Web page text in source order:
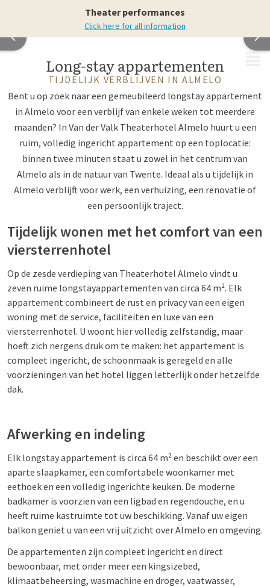
Theater performances
Click here for all information
Long-stay appartementen
TIJDELIJK VERBLIJVEN IN ALMELO
Bent u op zoek naar een gemeubileerd longstay appartement
in Almelo voor een verblijf van enkele weken tot meerdere
maanden? In Van der Valk Theaterhotel Almelo huurt u een
ruim, volledig ingericht appartement op een toplocatie:
binnen twee minuten staat u zowel in het centrum van
Almelo als in de natuur van Twente. Ideaal als u tijdelijk in
Almelo verblijft voor werk, een verhuizing, een renovatie of
een persoonlijk traject.
Tijdelijk wonen met het comfort van een
viersterrenhotel
Op de zesde verdieping van Theaterhotel Almelo vindt u
zeven ruime longstayappartementen van circa 64 m². Elk
appartement combineert de rust en privacy van een eigen
woning met de service, faciliteiten en luxe van een
viersterrenhotel. U woont hier volledig zelfstandig, maar
hoeft zich nergens druk om te maken: het appartement is
compleet ingericht, de schoonmaak is geregeld en alle
voorzieningen van het hotel liggen letterlijk onder hetzelfde
dak.
Afwerking en indeling
Elk longstay appartement is circa 64 m² en beschikt over een
aparte slaapkamer, een comfortabele woonkamer met
eethoek en een volledig ingerichte keuken. De moderne
badkamer is voorzien van een ligbad en regendouche, en u
heeft ruime kastruimte tot uw beschikking. Vanaf uw eigen
balkon geniet u van een vrij uitzicht over Almelo en omgeving.
De appartementen zijn compleet ingericht en direct
bewoonbaar, met onder meer een kingsizebed,
klimaatbeheersing, wasmachine en droger, vaatwasser,